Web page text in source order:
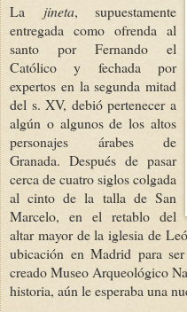
La jineta, supuestamente
entregada como ofrenda al
santo por Fernando el
Católico y fechada por
expertos en la segunda mitad
del s. XV, debió pertenecer a
algún o algunos de los altos
personajes árabes de
Granada. Después de pasar
cerca de cuatro siglos colgada
al cinto de la talla de San
Marcelo, en el retablo del
altar mayor de la iglesia de
ubicación en Madrid para
creado Museo Arqueológico
historia, aún le esperaba una